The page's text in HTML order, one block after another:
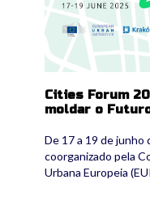
Cities Forum
moldar o
De 17 a 19 de junho
coorganizado pela
Urbana Europeia